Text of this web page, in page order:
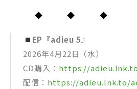
◆ ◆ ◆
EP『adieu 5』
2026年4月22日（水）
CD購入： https://
配信： https://adieu.lnk.to/